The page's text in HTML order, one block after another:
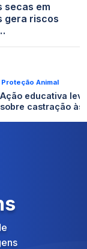
secas em
gera riscos
Proteção Animal
Ação educativa
sobre castração